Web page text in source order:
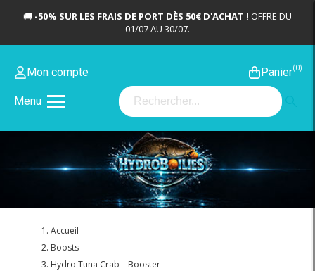
🚚 -50% SUR LES FRAIS DE PORT DÈS 50€ D'ACHAT ! OFFRE DU
01/07 AU 30/07.
Menu
Mon compte Panier 0
Accueil
Boosts
Hydro Tuna Crab – Booster